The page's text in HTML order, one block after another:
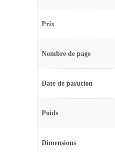
Prix
Nombre de page
Date de parution
Poids
Dimensions